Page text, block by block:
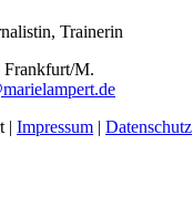
Trainerin
Frankfurt/M.
| Impressum | Datenschutz